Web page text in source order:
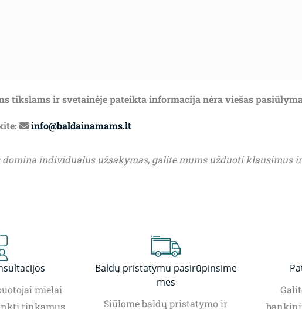
tikslams ir svetainėje pateikta informacija nėra viešas
info@baldainamams.lt
individualus užsakymas, galite mums užduoti klausimus
mielai
tinkamus
Baldų pristatymu pasirūpinsime
mes
Siūlome baldų pristatymo ir